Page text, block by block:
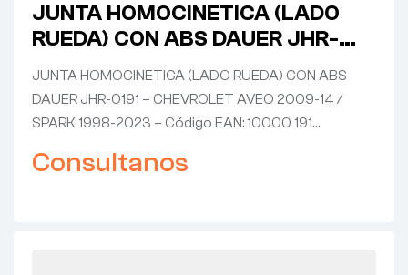
JUNTA HOMOCINETICA (LADO
RUEDA) CON ABS DAUER JHR-
0191 – CHEVROLET AVEO 2009-
14 / SPARK 1998-2023
JUNTA HOMOCINETICA (LADO RUEDA) CON ABS
DAUER JHR-0191 – CHEVROLET AVEO 2009-14 /
SPARK 1998-2023 – Código EAN: 10000 191…
Consultanos